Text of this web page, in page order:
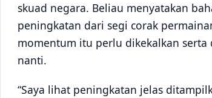
skuad negara. Beliau menyatakan
peningkatan dari segi corak
momentum itu perlu dikekalkan
nanti.
“Saya lihat peningkatan jelas